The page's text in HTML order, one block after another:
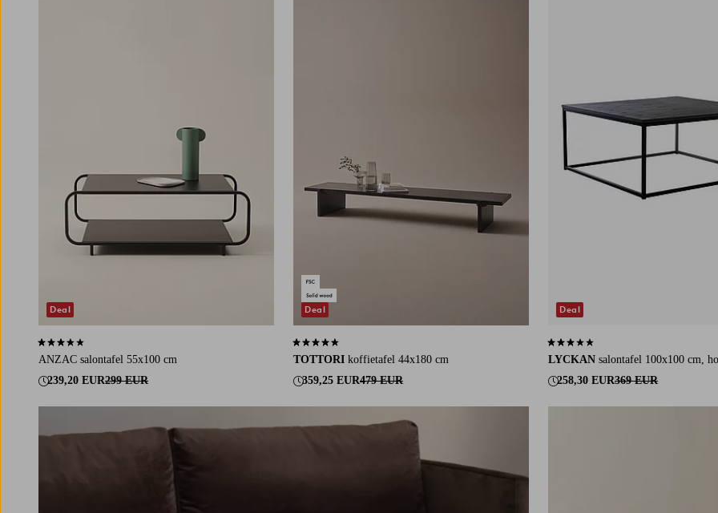
ANZAC salontafel 55x100 cm
239,20 EUR299 EUR
3,4 op basis van 5 beoordelingen
Deal
TOTTORI koffietafel 44x180 cm
359,25 EUR479 EUR
4,7 op basis van 13 beoordelingen
Deal
LYCKAN salontafel 100x100 cm,
258,30 EUR369 EUR
3,1 op basis van 10 beoordelingen
Deal